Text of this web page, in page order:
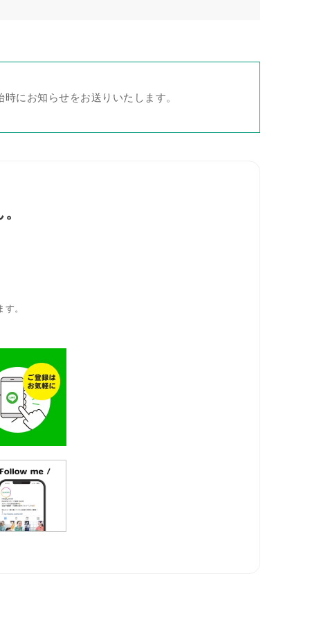
にお知らせをお送りいたします。
。